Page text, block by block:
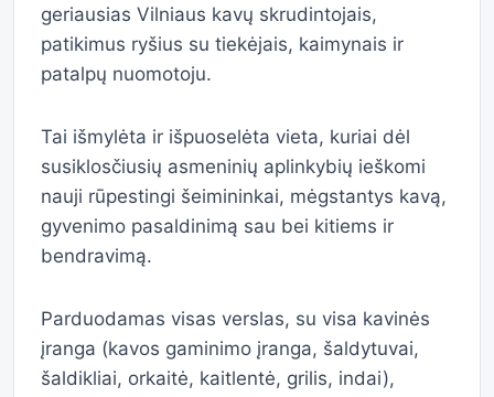
geriausias Vilniaus kavų skrudintojais,
patikimus ryšius su tiekėjais, kaimynais ir
patalpų nuomotoju.
Tai išmylėta ir išpuoselėta vieta, kuriai dėl
susiklosčiusių asmeninių aplinkybių ieškomi
nauji rūpestingi šeimininkai, mėgstantys kavą,
gyvenimo pasaldinimą sau bei kitiems ir
bendravimą.
Parduodamas visas verslas, su visa kavinės
įranga (kavos gaminimo įranga, šaldytuvai,
šaldikliai, orkaitė, kaitlentė, grilis, indai),